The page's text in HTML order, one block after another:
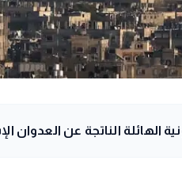
الهائلة الناتجة عن العدوان